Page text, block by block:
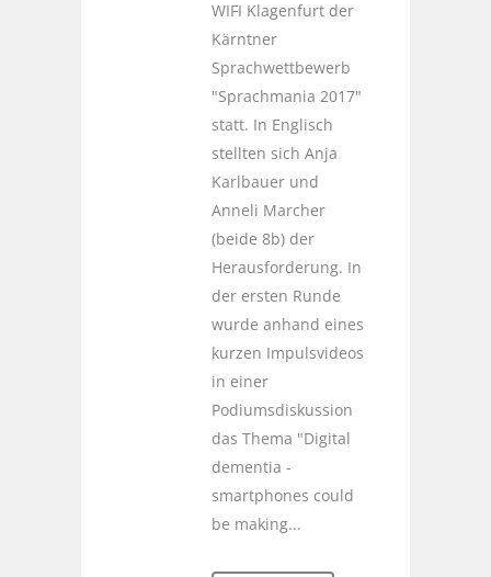
WIFI Klagenfurt der
Kärntner
Sprachwettbewerb
"Sprachmania 2017"
statt. In Englisch
stellten sich Anja
Karlbauer und
Anneli Marcher
(beide 8b) der
Herausforderung. In
der ersten Runde
wurde anhand eines
kurzen Impulsvideos
in einer
Podiumsdiskussion
das Thema "Digital
dementia -
smartphones could
be making...